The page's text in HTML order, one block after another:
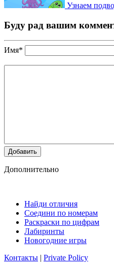
Узнаем
Буду рад вашим
Имя*
Добавить
Дополнительно
Найди отличия
Соедини по номерам
Раскраски по цифрам
Лабиринты
Новогодние игры
Контакты | Private Policy